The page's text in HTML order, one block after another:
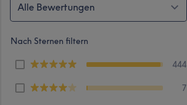
Alle Bewertungen
Nach Sternen filtern
444
7